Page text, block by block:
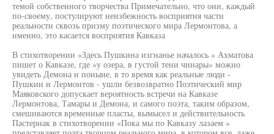
темой собственного творчества Примечательно, что они, каждый
по-своему, постулируют неизбежность восприятия части
реальности сквозь призму поэтического мира Лермонтова, а
именно, это касается восприятия Кавказа
В стихотворении «Здесь Пушкина изгнанье началось » Ахматова
пишет о Кавказе, где «у озера, в густой тени чинары» можно
увидеть Демона и поныне, в то время как реальные люди -
Пушкин и Лермонтов - ушли безвозвратно Поэтический мир
Маяковского допускает вероятность встречи на Кавказе
Лермонтова, Тамары и Демона, и самого поэта, таким образом,
смешиваются временные пласты, вымысел и действительность
Пастернак в стихотворении «Пока мы по Кавказу лазаем »